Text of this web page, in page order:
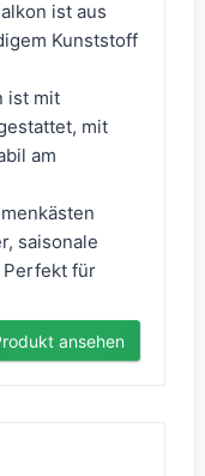
ist aus
Kunststoff
ist mit
mit
am
saisonale
Perfekt für
ansehen